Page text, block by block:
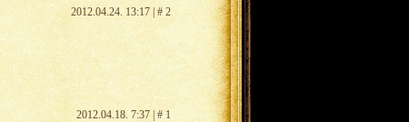
2012.04.24. 13:17 | # 2
2012.04.18. 7:37 | # 1